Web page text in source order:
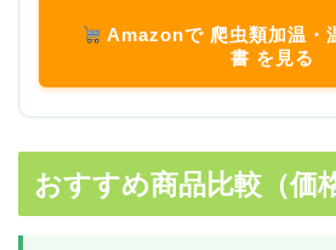
Amazonで 爬虫類加温・
書 を見る
おすすめ商品比較（価